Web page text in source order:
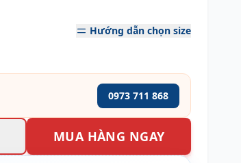
Hướng dẫn chọn size
0973 711 868
MUA HÀNG NGAY